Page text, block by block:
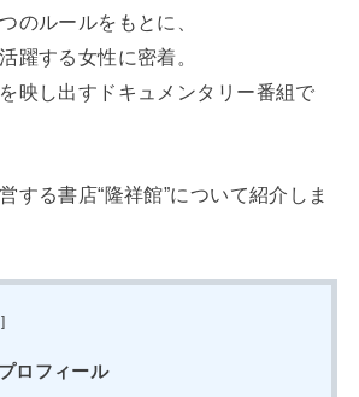
のルールをもとに、
躍する女性に密着。
映し出すドキュメンタリー番組で
する書店“隆祥館”について紹介しま
]
ロフィール